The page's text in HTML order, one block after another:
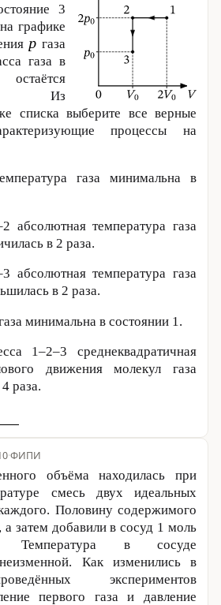
3
графике
газа
газа в
Из
списка выберите все верные
процессы на
газа минимальна в
абсолютная температура газа
в 2 раза.
абсолютная температура газа
в 2 раза.
минимальна в состоянии 1.
1–2–3 среднеквадратичная
движения молекул газа
раза.
·ФИПИ
объёма находилась при
смесь двух идеальных
Половину содержимого
а затем добавили в сосуд 1 моль
Температура в сосуде
Как изменились в
экспериментов
первого газа и давление